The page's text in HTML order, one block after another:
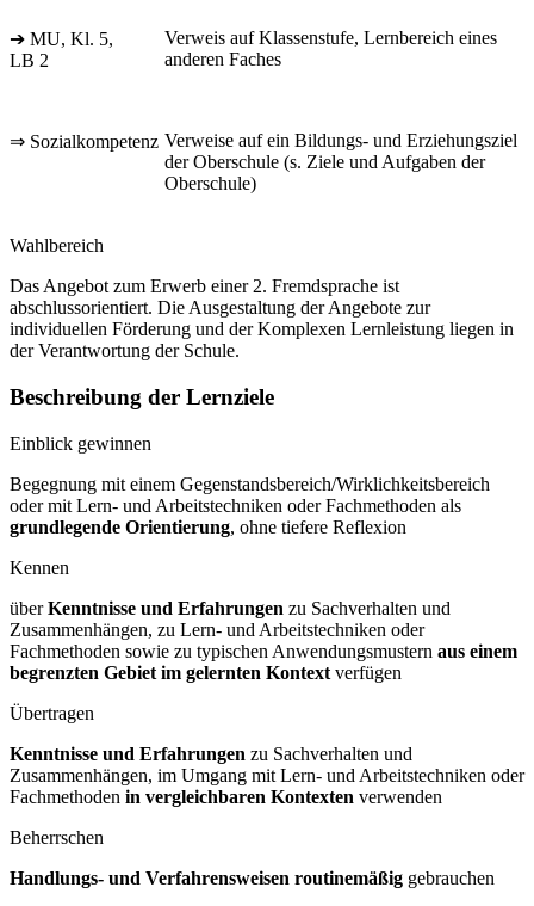
➔ MU, Kl. 5,
LB 2
Verweis auf Klassenstufe, Lernbereich eines
anderen Faches
⇒ Sozialkompetenz Verweise auf ein Bildungs- und Erziehungsziel
der Oberschule (s. Ziele und Aufgaben der
Oberschule)
Wahlbereich
Das Angebot zum Erwerb einer 2. Fremdsprache ist
abschlussorientiert. Die Ausgestaltung der Angebote zur
individuellen Förderung und der Komplexen Lernleistung liegen in
der Verantwortung der Schule.
Beschreibung der Lernziele
Einblick gewinnen
Begegnung mit einem Gegenstandsbereich/Wirklichkeitsbereich
oder mit Lern- und Arbeitstechniken oder Fachmethoden als
grundlegende Orientierung, ohne tiefere Reflexion
Kennen
überKenntnisse und Erfahrungen zu Sachverhalten und
Zusammenhängen, zu Lern- und Arbeitstechniken oder
Fachmethoden sowie zu typischen Anwendungsmustern aus einem
begrenzten Gebiet im gelernten Kontext verfügen
Übertragen
Kenntnisse und Erfahrungen zu Sachverhalten und
Zusammenhängen, im Umgang mit Lern- und Arbeitstechniken oder
Fachmethoden in vergleichbaren Kontexten verwenden
Beherrschen
Handlungs- und Verfahrensweisen routinemäßig gebrauchen